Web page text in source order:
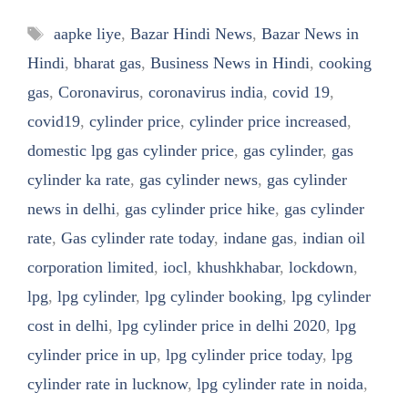
Tags
aapke liye, Bazar Hindi News, Bazar News in
Hindi, bharat gas, Business News in Hindi, cooking
gas, Coronavirus, coronavirus india, covid 19,
covid19, cylinder price, cylinder price increased,
domestic lpg gas cylinder price, gas cylinder, gas
cylinder ka rate, gas cylinder news, gas cylinder
news in delhi, gas cylinder price hike, gas cylinder
rate, Gas cylinder rate today, indane gas, indian oil
corporation limited, iocl, khushkhabar, lockdown,
lpg, lpg cylinder, lpg cylinder booking, lpg cylinder
cost in delhi, lpg cylinder price in delhi 2020, lpg
cylinder price in up, lpg cylinder price today, lpg
cylinder rate in lucknow, lpg cylinder rate in noida,